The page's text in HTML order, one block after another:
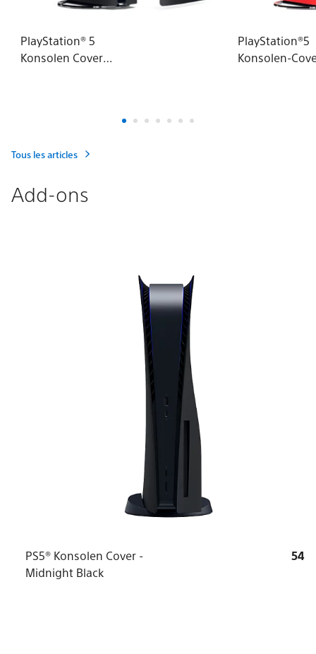
PlayStation® 5
Konsolen Cover
PlayStation®5
Konsolen-
Tous les articles
Add-ons
PS5® Konsolen Cover -
Midnight Black
54